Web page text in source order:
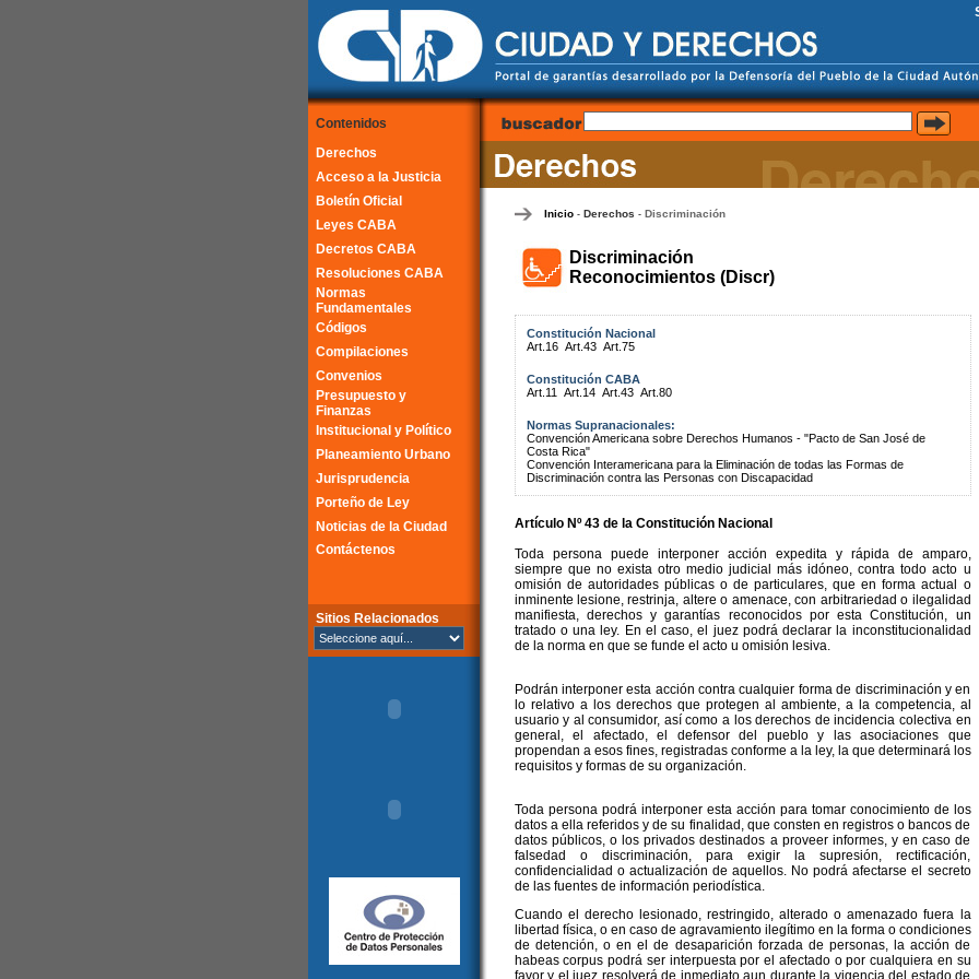
Contenidos
Derechos
Acceso a la Justicia
Boletín Oficial
Leyes CABA
Decretos CABA
Resoluciones CABA
Normas
Fundamentales
Códigos
Compilaciones
Convenios
Presupuesto y
Finanzas
Institucional y Político
Planeamiento Urbano
Jurisprudencia
Porteño de Ley
Noticias de la Ciudad
Contáctenos
Sitios Relacionados
Inicio- Derechos - Discriminación
Discriminación
Reconocimientos (Discr)
Constitución Nacional
Art.16 Art.43 Art.75
Constitución CABA
Art.11
Art.14 Art.43 Art.80
Normas Supranacionales:
Convención Americana sobre Derechos Humanos - "Pacto de San José de
Costa Rica"
Convención Interamericana para la Eliminación de todas las Formas de
Discriminación contra las Personas con Discapacidad
Artículo Nº 43 de la Constitución Nacional
Toda persona puede interponer acción expedita y rápida de amparo,
siempre que no exista otro medio judicial más idóneo, contra todo acto u
omisión de autoridades públicas o de particulares, que en forma actual o
inminente lesione, restrinja, altere o amenace, con arbitrariedad o ilegalidad
manifiesta, derechos y garantías reconocidos por esta Constitución, un
tratado o una ley. En el caso, el juez podrá declarar la inconstitucionalidad
de la norma en que se funde el acto u omisión lesiva.
Podrán interponer esta acción contra cualquier forma de discriminación y en
lo relativo a los derechos que protegen al ambiente, a la competencia, al
usuario y al consumidor, así como a los derechos de incidencia colectiva en
general, el afectado, el defensor del pueblo y las asociaciones que
propendan a esos fines, registradas conforme a la ley, la que determinará los
requisitos y formas de su organización.
Toda persona podrá interponer esta acción para tomar conocimiento de los
datos a ella referidos y de su finalidad, que consten en registros o bancos de
datos públicos, o los privados destinados a proveer informes, y en caso de
falsedad o discriminación, para exigir la supresión, rectificación,
confidencialidad o actualización de aquellos. No podrá afectarse el secreto
de las fuentes de información periodística.
Cuando el derecho lesionado, restringido, alterado o amenazado fuera la
libertad física, o en caso de agravamiento ilegítimo en la forma o condiciones
de detención, o en el de desaparición forzada de personas, la acción de
habeas corpus podrá ser interpuesta por el afectado o por cualquiera en su
favor y el juez resolverá de inmediato aun durante la vigencia del estado de